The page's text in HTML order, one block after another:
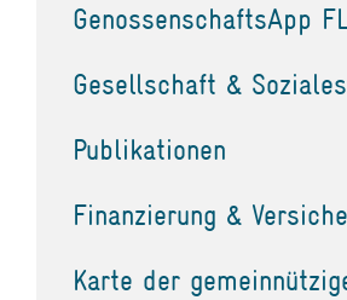
GenossenschaftsApp
Gesellschaft & Soziales
Publikationen
Finanzierung &
Karte der